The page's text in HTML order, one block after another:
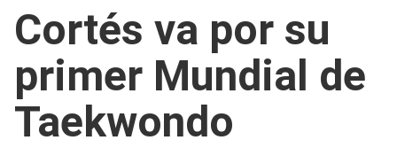
Cortés va por su
primer Mundial de
Taekwondo